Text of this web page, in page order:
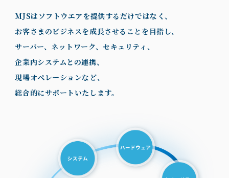
MJSはソフトウエアを提供するだけではなく、
お客さまのビジネスを成長させることを目指し、
サーバー、ネットワーク、セキュリティ、
企業内システムとの連携、
現場オペレーションなど、
総合的にサポートいたします。